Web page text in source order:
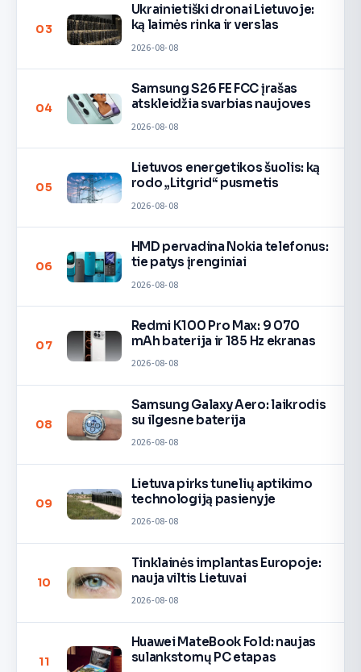
03
Ukrainietiški dronai Lietuvoje:
ką laimės rinka ir verslas
2026-08-08
04
Samsung S26 FE FCC įrašas
atskleidžia svarbias naujoves
2026-08-08
05
Lietuvos energetikos šuolis: ką
rodo „Litgrid“ pusmetis
2026-08-08
06
HMD pervadina Nokia telefonus:
tie patys įrenginiai
2026-08-08
07
Redmi K100 Pro Max: 9 070
mAh baterija ir 185 Hz ekranas
2026-08-08
08
Samsung Galaxy Aero: laikrodis
su ilgesne baterija
2026-08-08
09
Lietuva pirks tunelių aptikimo
technologiją pasienyje
2026-08-08
10
Tinklainės implantas Europoje:
nauja viltis Lietuvai
2026-08-08
11
Huawei MateBook Fold: naujas
sulankstomų PC etapas